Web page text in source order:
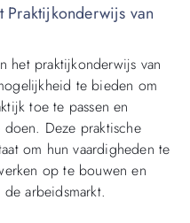
Praktijkonderwijs van
het praktijkonderwijs van
te bieden om
toe te passen en
Deze praktische
om hun vaardigheden te
op te bouwen en
arbeidsmarkt.